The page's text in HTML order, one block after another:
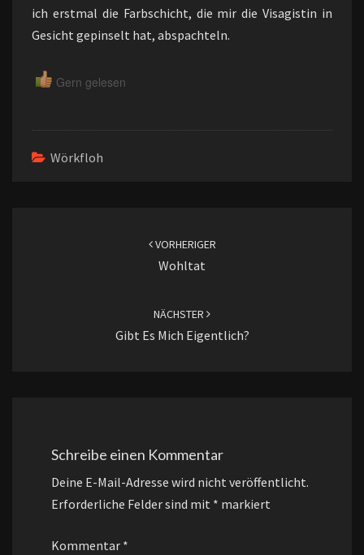
ich erstmal die Farbschicht, die mir die Visagistin in
Gesicht gepinselt hat, abspachteln.
Gern gelesen
Wörkfloh
VORHERIGER
Wohltat
NÄCHSTER
Gibt Es Mich Eigentlich?
Schreibe einen Kommentar
Deine E-Mail-Adresse wird nicht veröffentlicht.
Erforderliche Felder sind mit * markiert
Kommentar *